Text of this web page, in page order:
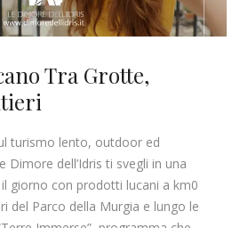
Tra Grotte,
turismo lento, outdoor ed
Dimore dell’Idris ti svegli in una
giorno con prodotti lucani a km0
del Parco della Murgia e lungo le